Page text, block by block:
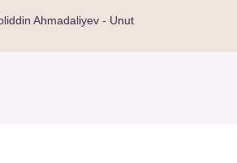
Ahmadaliyev - Unut